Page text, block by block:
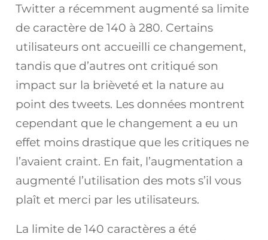
Twitter a récemment augmenté sa limite
de caractère de 140 à 280. Certains
utilisateurs ont accueilli ce changement,
tandis que d’autres ont critiqué son
impact sur la brièveté et la nature au
point des tweets. Les données montrent
cependant que le changement a eu un
effet moins drastique que les critiques ne
l’avaient craint. En fait, l’augmentation a
augmenté l’utilisation des mots s’il vous
plaît et merci par les utilisateurs.
La limite de 140 caractères a été